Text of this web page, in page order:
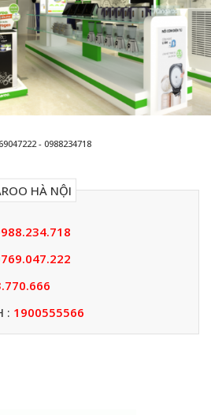
- 0988234718
HÀ NỘI
: 1900555566